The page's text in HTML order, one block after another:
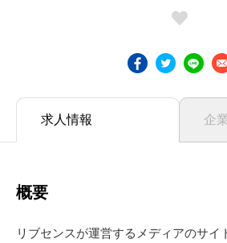
求人情報 企
概要
リブセンスが運営するメディアのサイ